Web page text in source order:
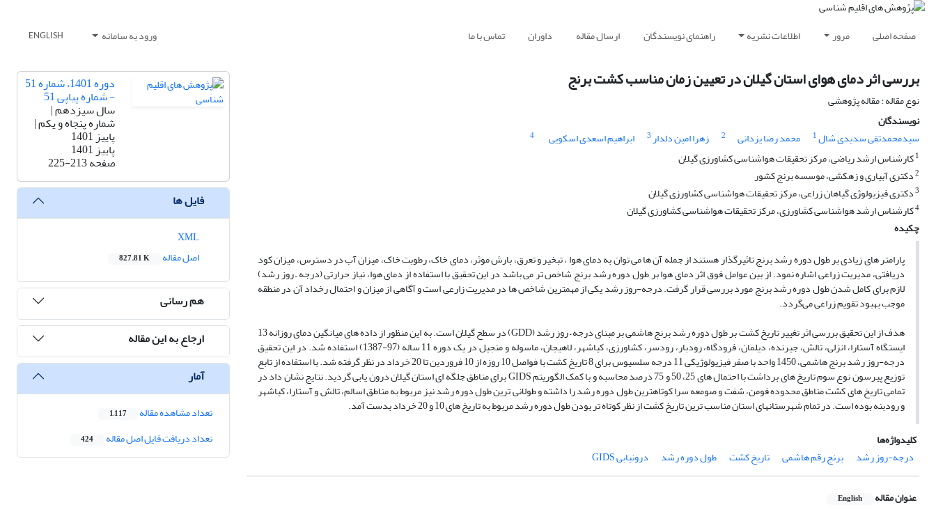
صفحه اصلی مرور اطلاعات نشریه راهنمای نویسندگان ارسال مقاله داوران تماس با ما ورود به سامانه ENGLISH
بررسی اثر دمای هوای استان گیلان در تعیین زمان مناسب کشت برنج
نوع مقاله : مقاله پژوهشی
نویسندگان
سیدمحمدتقی سدیدی شال1 محمد رضا یزدانی 2 زهرا امین دلدار3 ابراهیم اسعدی اسکویی
4
1کارشناس ارشد ریاضی، مرکز تحقیقات هواشناسی کشاورزی گیلان
2دکتری آبیاری و زهکشی، موسسه برنج کشور
3دکتری فیزیولوژی گیاهان زراعی، مرکز تحقیقات هواشناسی کشاورزی گیلان
4کارشناس ارشد هواشناسی کشاورزی، مرکز تحقیقات هواشناسی کشاورزی گیلان
چکیده
پارامتر های زیادی بر طول دوره رشد برنج تاثیرگذار هستند از جمله آن ها می توان به دمای هوا ، تبخیر و تعرق، بارش موثر، دمای خاک، رطوبت خاک، میزان آب در دسترس، میزان کود
دریافتی، مدیریت زراعی اشاره نمود. از بین عوامل فوق اثر دمای هوا بر طول دوره رشد برنج شاخص تر می باشد در این تحقیق با استفاده از دمای هوا، نیاز حرارتی (درجه – روز رشد)
لازم برای کامل شدن طول دوره رشد برنج مورد بررسی قرار گرفت. درجه-روز رشد یکی از مهمترین شاخص ها در مدیریت زارعی است و آگاهی از میزان و احتمال رخداد آن در منطقه
موجب بهبود تقویم زراعی می‌گردد.
هدف از این تحقیق بررسی اثر تغییر تاریخ کشت بر طول دوره رشد برنج هاشمی بر مبنای درجه – روز رشد (GDD) در سطح گیلان است. به این منظور از داده های میانگین دمای روزانه 13
ایستگاه آستارا، انزلی، تالش، جیرنده، دیلمان، فرودگاه، رودبار، رودسر، کشاورزی، کیاشهر، لاهیجان، ماسوله و منجیل در یک دوره 11 ساله (97-1387) استفاده شد. در این تحقیق
درجه-روز رشد برنج هاشمی، 1450 واحد با صفر فیزیولوژیکی 11 درجه سلسیوس برای 8 تاریخ کشت با فواصل 10 روزه از 10 فروردین تا 20 خرداد در نظر گرفته شد. با استفاده از تابع
توزیع پیرسون نوع سوم تاریخ های برداشت با احتمال های 25، 50 و 75 درصد محاسبه و با کمک الگوریتم GIDS برای مناطق جلگه ای استان گیلان درون یابی گردید. نتایج نشان داد در
تمامی تاریخ های کشت مناطق محدوده فومن، شفت و صومعه سرا کوتاهترین طول دوره رشد را داشته و طولانی ترین طول دوره رشد نیز مربوط به مناطق اسالم، تالش و آستارا، کیاشهر
و رودبنه بوده است. در تمام شهرستانهای استان مناسب ترین تاریخ کشت از نظر کوتاه تر بودن طول دوره رشد مربوط به تاریخ های 10 و 20 خرداد بدست آمد.
کلیدواژه‌ها
درجه-روز رشد
برنج رقم هاشمی تاریخ کشت طول دوره رشد درونیابی GIDS
عنوان مقاله English
دوره 1401، شماره 51
- شماره پیاپی 51
سال سیزدهم |
شماره پنجاه و یکم |
پاییز 1401
پاییز 1401
صفحه225-213
فایل ها
اصل مقاله
827.81 K
هم رسانی
ارجاع به این مقاله
آمار
تعداد مشاهده مقاله 1,117
تعداد دریافت فایل اصل مقاله 424